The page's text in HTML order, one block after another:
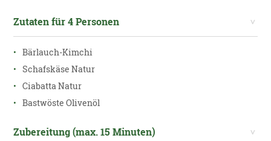
Zutaten für 4 Personen
Bärlauch-Kimchi
Schafskäse Natur
Ciabatta Natur
Bastwöste Olivenöl
Zubereitung (max. 15 Minuten)